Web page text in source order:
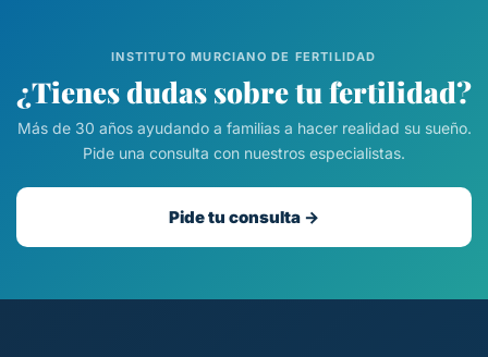
INSTITUTO MURCIANO DE FERTILIDAD
¿Tienes dudas sobre tu fertilidad?
Más de 30 años ayudando a familias a hacer realidad su sueño.
Pide una consulta con nuestros especialistas.
Pide tu consulta →